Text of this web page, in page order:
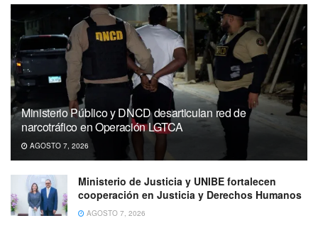
Ministerio Público y DNCD desarticulan red de
narcotráfico en Operación LGTCA
AGOSTO 7, 2026
Ministerio de Justicia y UNIBE fortalecen
cooperación en Justicia y Derechos Humanos
AGOSTO 7, 2026